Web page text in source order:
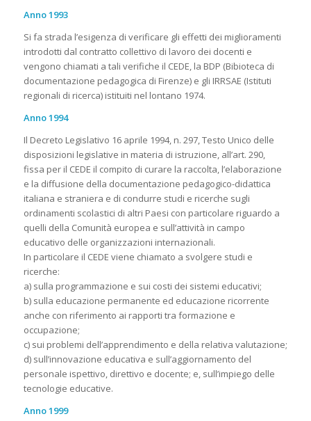
Anno 1993
Si fa strada l’esigenza di verificare gli effetti dei miglioramenti
introdotti dal contratto collettivo di lavoro dei docenti e
vengono chiamati a tali verifiche il CEDE, la BDP (Bibioteca di
documentazione pedagogica di Firenze) e gli IRRSAE (Istituti
regionali di ricerca) istituiti nel lontano 1974.
Anno 1994
Il Decreto Legislativo 16 aprile 1994, n. 297, Testo Unico delle
disposizioni legislative in materia di istruzione, all’art. 290,
fissa per il CEDE il compito di curare la raccolta, l’elaborazione
e la diffusione della documentazione pedagogico-didattica
italiana e straniera e di condurre studi e ricerche sugli
ordinamenti scolastici di altri Paesi con particolare riguardo a
quelli della Comunità europea e sull’attività in campo
educativo delle organizzazioni internazionali.
In particolare il CEDE viene chiamato a svolgere studi e
ricerche:
a) sulla programmazione e sui costi dei sistemi educativi;
b) sulla educazione permanente ed educazione ricorrente
anche con riferimento ai rapporti tra formazione e
occupazione;
c) sui problemi dell’apprendimento e della relativa valutazione;
d) sull’innovazione educativa e sull’aggiornamento del
personale ispettivo, direttivo e docente; e, sull’impiego delle
tecnologie educative.
Anno 1999